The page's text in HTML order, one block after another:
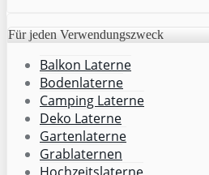
Für jeden Verwendungszweck
Balkon Laterne
Bodenlaterne
Camping Laterne
Deko Laterne
Gartenlaterne
Grablaternen